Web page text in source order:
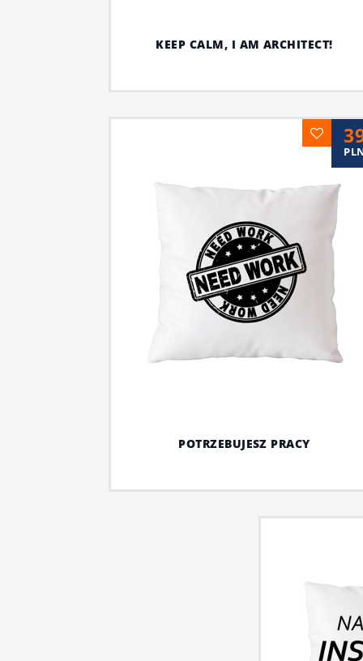
KEEP CALM, I AM ARCHITECT!
POTRZEBUJESZ PRACY